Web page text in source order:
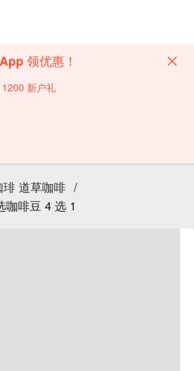
领优惠！
新户礼
琲 道草咖啡 /
咖啡豆 4 选 1